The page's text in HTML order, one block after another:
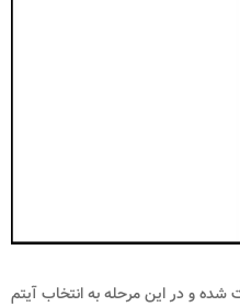
شده و در این مرحله به انتخاب آیتم